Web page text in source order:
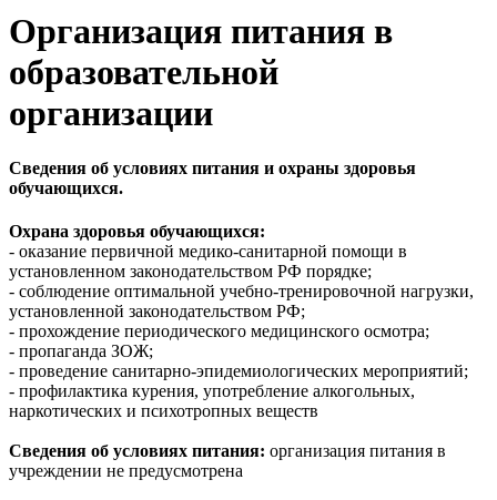
Организация питания в
образовательной
организации
Сведения об условиях питания и охраны здоровья
обучающихся.
Охрана здоровья обучающихся:
- оказание первичной медико-санитарной помощи в
установленном законодательством РФ порядке;
- соблюдение оптимальной учебно-тренировочной нагрузки,
установленной законодательством РФ;
- прохождение периодического медицинского осмотра;
- пропаганда ЗОЖ;
- проведение санитарно-эпидемиологических мероприятий;
- профилактика курения, употребление алкогольных,
наркотических и психотропных веществ
Сведения об условиях питания: организация питания в
учреждении не предусмотрена